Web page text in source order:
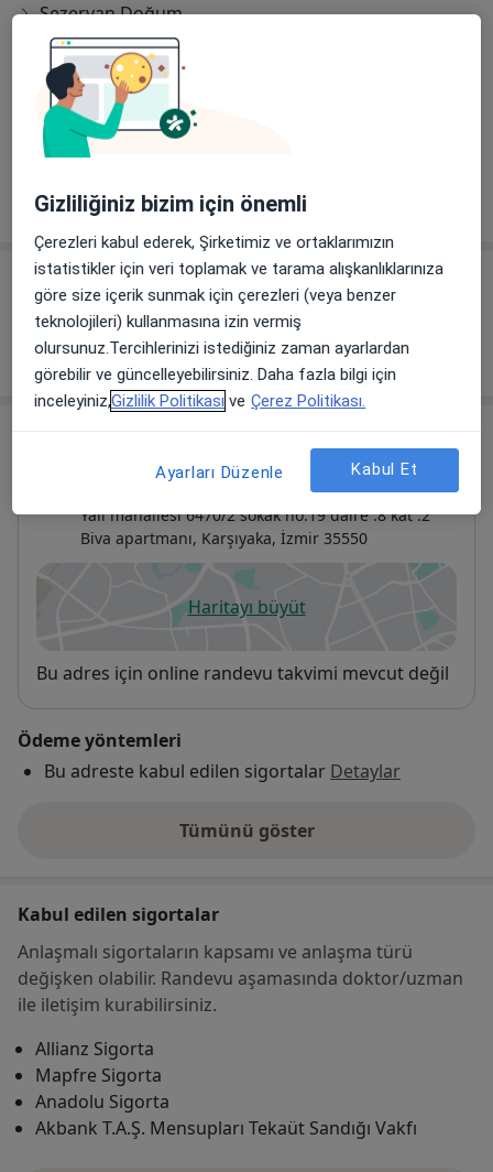
Sezeryan Doğum
Vajina Estetiği
Vajinismus Tedavisi
Üreme
Ürojinekolojik Ameliyatlar
Diğer içerikler
Makaleler
Merve Biçer Muyahenehanesi
Yalı mahallesi 6470/2 sokak no:19 daire :8 kat :2
Biva apartmanı, Karşıyaka, İzmir 35550
Haritayı büyütyeni bir sekmede açılır
Uygunluk
Bu adres için online randevu takvimi mevcut değil
Ödeme yöntemleri
Bu adreste kabul edilen sigortalar Detaylar
Tümünü göster
adres hakkında
Kabul edilen sigortalar
Anlaşmalı sigortaların kapsamı ve anlaşma türü
değişken olabilir. Randevu aşamasında doktor/uzman
ile iletişim kurabilirsiniz.
Allianz Sigorta
Mapfre Sigorta
Anadolu Sigorta
Akbank T.A.Ş. Mensupları Tekaüt Sandığı Vakfı
Gizliliğiniz bizim için önemli
Çerezleri kabul ederek, Şirketimiz ve ortaklarımızın
istatistikler için veri toplamak ve tarama alışkanlıklarınıza
göre size içerik sunmak için çerezleri (veya benzer
teknolojileri) kullanmasına izin vermiş
olursunuz.Tercihlerinizi istediğiniz zaman ayarlardan
görebilir ve güncelleyebilirsiniz. Daha fazla bilgi için
inceleyiniz,Gizlilik Politikası ve Çerez Politikası.
Ayarları Düzenle Kabul Et